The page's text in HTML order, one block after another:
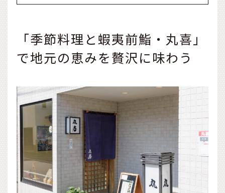
「季節料理と蝦夷前鮨・丸喜」
で地元の恵みを贅沢に味わう